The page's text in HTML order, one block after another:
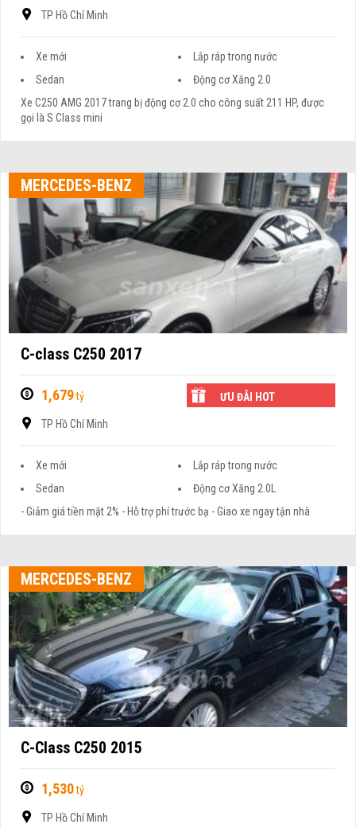
TP Hồ Chí Minh
Xe mới
Lắp ráp trong nước
Sedan
Động cơ Xăng 2.0
Xe C250 AMG 2017 trang bị động cơ 2.0 cho công suất 211 HP, được
gọi là S Class mini
MERCEDES-BENZ
C-class C250 2017
1,679tỷ ƯU ĐÃI HOT
TP Hồ Chí Minh
Xe mới
Lắp ráp trong nước
Sedan
Động cơ Xăng 2.0L
- Giảm giá tiền mặt 2% - Hỗ trợ phí trước bạ - Giao xe ngay tận nhà
MERCEDES-BENZ
C-Class C250 2015
1,530tỷ
TP Hồ Chí Minh